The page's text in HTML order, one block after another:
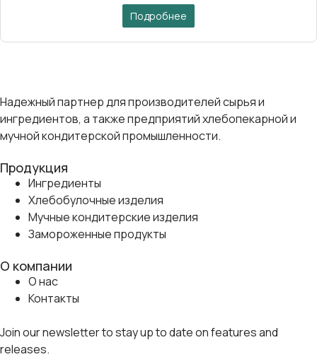
Подробнее
Надежный партнер для производителей сырья и
ингредиентов, а также предприятий хлебопекарной и
мучной кондитерской промышленности.
Продукция
Ингредиенты
Хлебобулочные изделия
Мучные кондитерские изделия
Замороженные продукты
О компании
О нас
Контакты
Join our newsletter to stay up to date on features and
releases.